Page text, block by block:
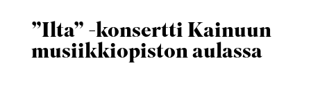
”Ilta” -konsertti Kainuun
musiikkiopiston aulassa